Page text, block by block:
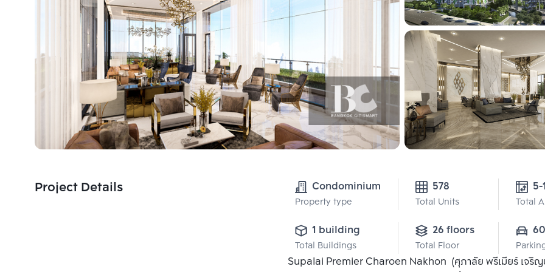
Project Details Condominium
Property type
578
Total Units Total
1 building
Total Buildings
26 floors
Total Floor
60
Supalai Premier Charoen Nakhon (ศุภาลัย พรีเมียร์ เจริ